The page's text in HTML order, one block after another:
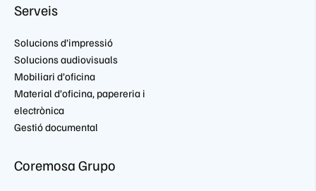
Serveis
Solucions d’impressió
Solucions audiovisuals
Mobiliari d’oficina
Material d’oficina, papereria i
electrònica
Gestió documental
Coremosa Grupo